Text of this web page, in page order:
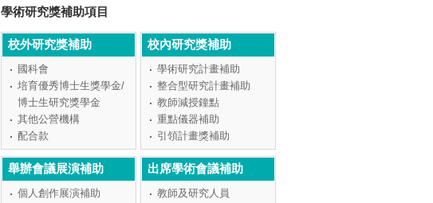
學術研究獎補助項目
校外研究獎補助
國科會
培育優秀博士生獎學金/
博士生研究獎學金
其他公營機構
配合款
校內研究獎補助
學術研究計畫補助
整合型研究計畫補助
教師減授鐘點
重點儀器補助
引領計畫獎補助
舉辦會議展演補助
個人創作展演補助
出席學術會議補助
教師及研究人員